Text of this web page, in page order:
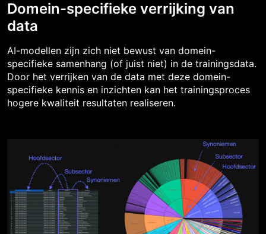
Domein-specifieke verrijking van
data
AI-modellen zijn zich niet bewust van domein-
specifieke samenhang (of juist niet) in de trainingsdata.
Door het verrijken van de data met deze domein-
specifieke kennis en inzichten kan het trainingsproces
hogere kwaliteit resultaten realiseren.